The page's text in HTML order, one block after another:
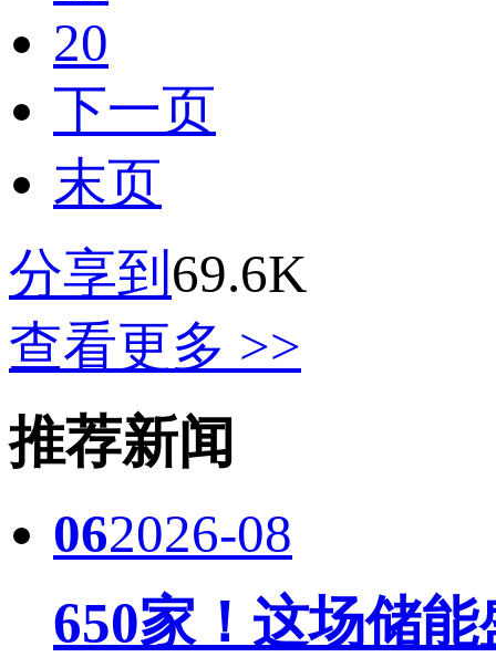
20
下一页
末页
分享到 69.6K
查看更多 >>
推荐新闻
062026-08
650家！这场储